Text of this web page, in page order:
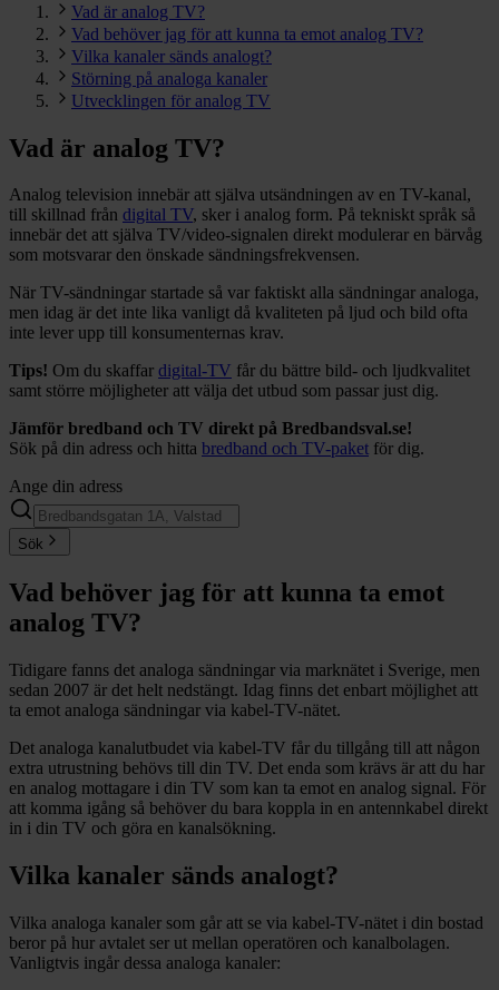
Vad är analog TV?
Vad behöver jag för att kunna ta emot analog TV?
Vilka kanaler sänds analogt?
Störning på analoga kanaler
Utvecklingen för analog TV
Vad är analog TV?
Analog television innebär att själva utsändningen av en TV-kanal,
till skillnad från digital TV, sker i analog form. På tekniskt språk så
innebär det att själva TV/video-signalen direkt modulerar en bärvåg
som motsvarar den önskade sändningsfrekvensen.
När TV-sändningar startade så var faktiskt alla sändningar analoga,
men idag är det inte lika vanligt då kvaliteten på ljud och bild ofta
inte lever upp till konsumenternas krav.
Tips! Om du skaffar digital-TV får du bättre bild- och ljudkvalitet
samt större möjligheter att välja det utbud som passar just dig.
Jämför bredband och TV direkt på Bredbandsval.se!
Sök på din adress och hitta bredband och TV-paket för dig.
Ange din adress
Sök
Vad behöver jag för att kunna ta emot
analog TV?
Tidigare fanns det analoga sändningar via marknätet i Sverige, men
sedan 2007 är det helt nedstängt. Idag finns det enbart möjlighet att
ta emot analoga sändningar via kabel-TV-nätet.
Det analoga kanalutbudet via kabel-TV får du tillgång till att någon
extra utrustning behövs till din TV. Det enda som krävs är att du har
en analog mottagare i din TV som kan ta emot en analog signal. För
att komma igång så behöver du bara koppla in en antennkabel direkt
in i din TV och göra en kanalsökning.
Vilka kanaler sänds analogt?
Vilka analoga kanaler som går att se via kabel-TV-nätet i din bostad
beror på hur avtalet ser ut mellan operatören och kanalbolagen.
Vanligtvis ingår dessa analoga kanaler: